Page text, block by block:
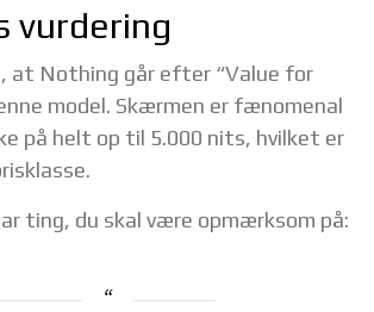
vurdering
at Nothing går efter “Value for
model. Skærmen er fænomenal
på helt op til 5.000 nits, hvilket er
ting, du skal være opmærksom på: